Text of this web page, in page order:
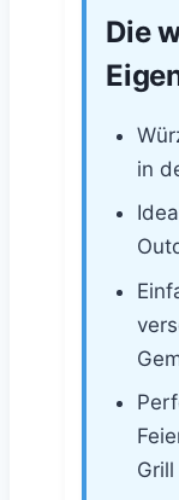
Die
in
Grill